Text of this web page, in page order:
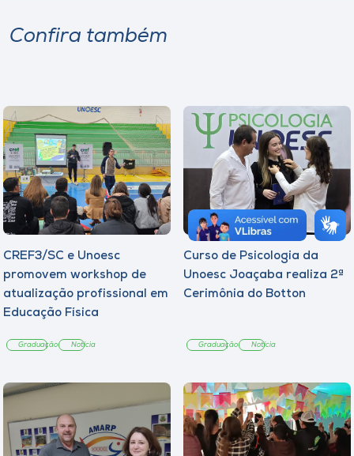
Confira também
CREF3/SC e Unoesc
promovem workshop de
atualização profissional em
Educação Física
Graduação Notícia
Curso de Psicologia da
Unoesc Joaçaba realiza 2ª
Cerimônia do Botton
Graduação Notícia